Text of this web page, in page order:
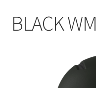
Location
BLACK WM